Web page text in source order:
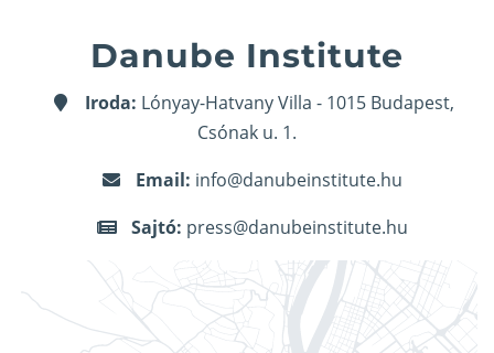
Danube Institute
Iroda: Lónyay-Hatvany Villa - 1015 Budapest,
Csónak u. 1.
Email: info@danubeinstitute.hu
Sajtó: press@danubeinstitute.hu